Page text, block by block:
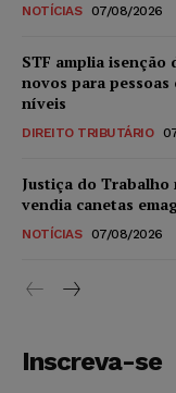
NOTÍCIAS 07/08/2026
STF amplia isenção
novos para
níveis
DIREITO TRIBUTÁRIO
Justiça do Trabalho
vendia canetas
NOTÍCIAS 07/08/2026
Inscreva-se